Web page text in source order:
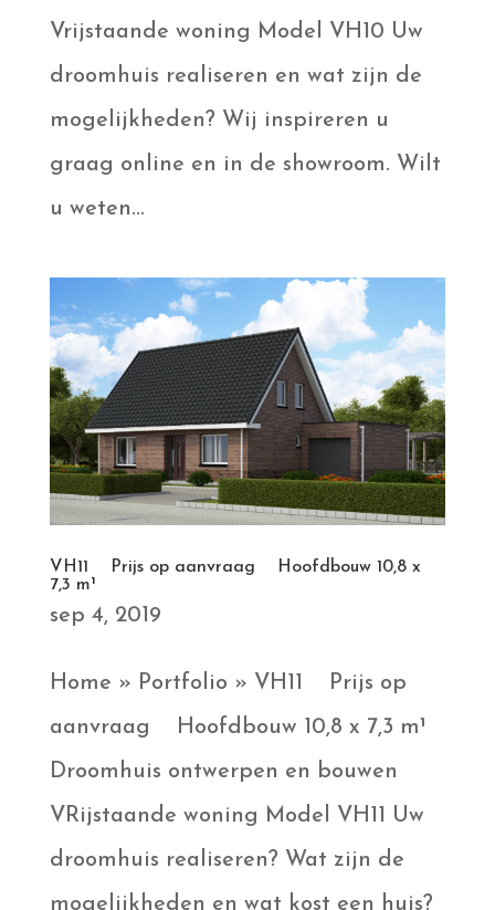
Vrijstaande woning Model VH10 Uw
droomhuis realiseren en wat zijn de
mogelijkheden? Wij inspireren u
graag online en in de showroom. Wilt
u weten...
VH11 Prijs op aanvraag Hoofdbouw 10,8 x
7,3 m¹
sep 4, 2019
Home » Portfolio » VH11 Prijs op
aanvraag Hoofdbouw 10,8 x 7,3 m¹
Droomhuis ontwerpen en bouwen
VRijstaande woning Model VH11 Uw
droomhuis realiseren? Wat zijn de
mogelijkheden en wat kost een huis?